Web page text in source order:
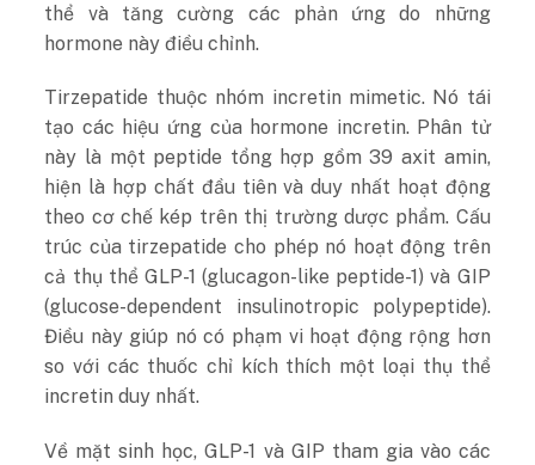
thể và tăng cường các phản ứng do những
hormone này điều chỉnh.
Tirzepatide thuộc nhóm incretin mimetic. Nó tái
tạo các hiệu ứng của hormone incretin. Phân tử
này là một peptide tổng hợp gồm 39 axit amin,
hiện là hợp chất đầu tiên và duy nhất hoạt động
theo cơ chế kép trên thị trường dược phẩm. Cấu
trúc của tirzepatide cho phép nó hoạt động trên
cả thụ thể GLP-1 (glucagon-like peptide-1) và GIP
(glucose-dependent insulinotropic polypeptide).
Điều này giúp nó có phạm vi hoạt động rộng hơn
so với các thuốc chỉ kích thích một loại thụ thể
incretin duy nhất.
Về mặt sinh học, GLP-1 và GIP tham gia vào các